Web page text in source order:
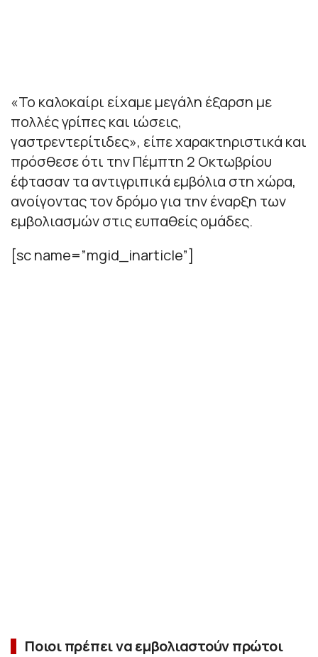
«Το καλοκαίρι είχαμε μεγάλη έξαρση με
πολλές γρίπες και ιώσεις,
γαστρεντερίτιδες», είπε χαρακτηριστικά και
πρόσθεσε ότι την Πέμπτη 2 Οκτωβρίου
έφτασαν τα αντιγριπικά εμβόλια στη χώρα,
ανοίγοντας τον δρόμο για την έναρξη των
εμβολιασμών στις ευπαθείς ομάδες.
[sc name=”mgid_inarticle”]
Ποιοι πρέπει να εμβολιαστούν πρώτοι